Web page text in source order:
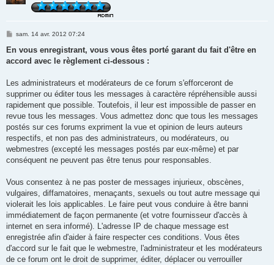
M
s
a
sam. 14 avr. 2012 07:24
En vous enregistrant, vous vous êtes porté garant du fait d'être en
accord avec le règlement ci-dessous :
Les administrateurs et modérateurs de ce forum s'efforceront de
supprimer ou éditer tous les messages à caractère répréhensible aussi
rapidement que possible. Toutefois, il leur est impossible de passer en
revue tous les messages. Vous admettez donc que tous les messages
postés sur ces forums expriment la vue et opinion de leurs auteurs
respectifs, et non pas des administrateurs, ou modérateurs, ou
webmestres (excepté les messages postés par eux-même) et par
conséquent ne peuvent pas être tenus pour responsables.
Vous consentez à ne pas poster de messages injurieux, obscènes,
vulgaires, diffamatoires, menaçants, sexuels ou tout autre message qui
violerait les lois applicables. Le faire peut vous conduire à être banni
immédiatement de façon permanente (et votre fournisseur d'accès à
internet en sera informé). L'adresse IP de chaque message est
enregistrée afin d'aider à faire respecter ces conditions. Vous êtes
d'accord sur le fait que le webmestre, l'administrateur et les modérateurs
de ce forum ont le droit de supprimer, éditer, déplacer ou verrouiller